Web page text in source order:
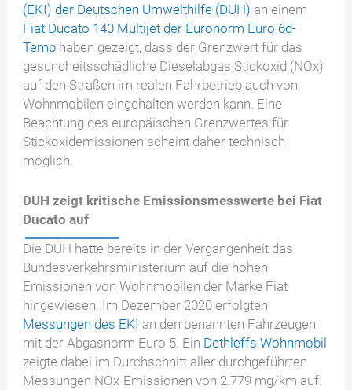
(EKI) der Deutschen Umwelthilfe (DUH) an einem
Fiat Ducato 140 Multijet der Euronorm Euro 6d-
Temp haben gezeigt, dass der Grenzwert für das
gesundheitsschädliche Dieselabgas Stickoxid (NOx)
auf den Straßen im realen Fahrbetrieb auch von
Wohnmobilen eingehalten werden kann. Eine
Beachtung des europäischen Grenzwertes für
Stickoxidemissionen scheint daher technisch
möglich.
DUH zeigt kritische Emissionsmesswerte bei Fiat
Ducato auf
Die DUH hatte bereits in der Vergangenheit das
Bundesverkehrsministerium auf die hohen
Emissionen von Wohnmobilen der Marke Fiat
hingewiesen. Im Dezember 2020 erfolgten
Messungen des EKI an den benannten Fahrzeugen
mit der Abgasnorm Euro 5. Ein Dethleffs Wohnmobil
zeigte dabei im Durchschnitt aller durchgeführten
Messungen NOx-Emissionen von 2.779 mg/km auf.